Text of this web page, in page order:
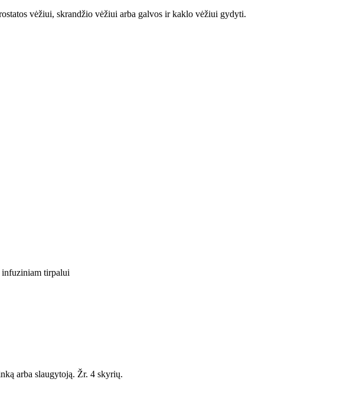
vėžiui, skrandžio vėžiui arba galvos ir kaklo vėžiui gydyti.
tirpalui
arba slaugytoją. Žr. 4 skyrių.